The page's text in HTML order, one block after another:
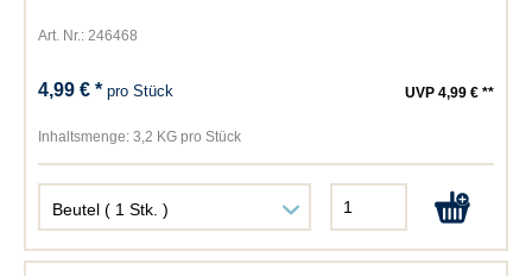
Art. Nr.: 246468
4,99 € *pro Stück UVP 4,99 € **
Inhaltsmenge: 3,2 KG pro Stück